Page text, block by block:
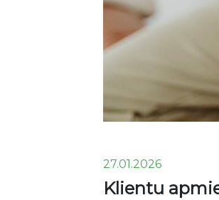
27.01.2026
Klientu